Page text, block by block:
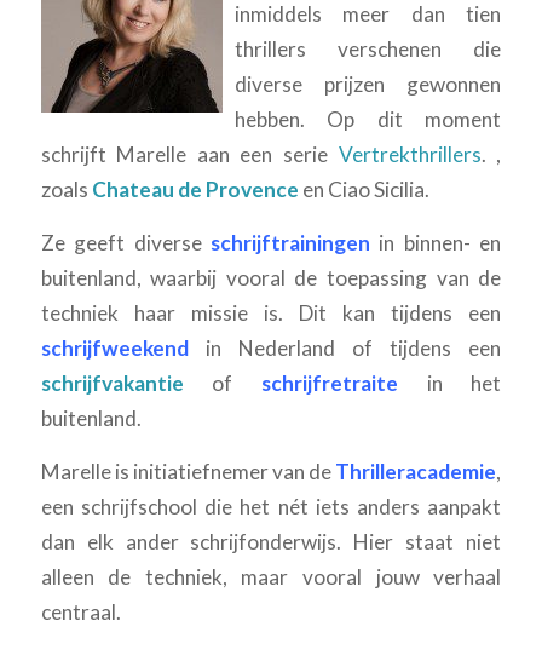
inmiddels meer dan tien
thrillers verschenen die
diverse prijzen gewonnen
hebben. Op dit moment
schrijft Marelle aan een serie Vertrekthrillers. ,
zoals Chateau de Provence en Ciao Sicilia.
Ze geeft diverse schrijftrainingen in binnen- en
buitenland, waarbij vooral de toepassing van de
techniek haar missie is. Dit kan tijdens een
schrijfweekend
in Nederland of tijdens een
schrijfvakantie of schrijfretraite
in het
buitenland.
Marelle is initiatiefnemer van deThrilleracademie,
een schrijfschool die het nét iets anders aanpakt
dan elk ander schrijfonderwijs. Hier staat niet
alleen de techniek, maar vooral jouw verhaal
centraal.